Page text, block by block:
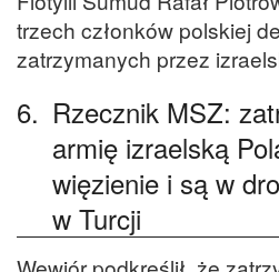
trzech członków polskiej
zatrzymanych przez
6. Rzecznik MSZ:
armię izraelską
więzienie i są w
w Turcji